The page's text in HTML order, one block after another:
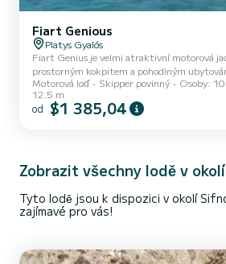
Fiart Genious
Platys Gyalós
Fiart Genius je velmi atraktivní motorová
prostorným kokpitem a pohodlným ubytováním
Genius patří do kategorie motorových jachet
byla postavena společností Fiart Mare v
lodi je vhodné pro všechny typ exkurze v
Motorová loď Skipper povinný Osoby: 10
12.5 m
od $1 385,04
Zobrazit všechny lodě v okolí
Tyto lodě jsou k dispozici v okolí
zajímavé pro vás!